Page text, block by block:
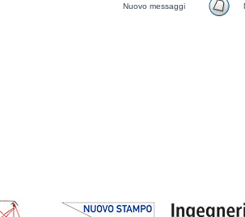
Nuovo messaggi